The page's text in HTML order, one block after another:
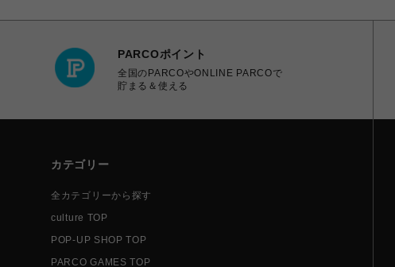
PARCOポイント
全国のPARCOやONLINE PARCOで
貯まる＆使える
カテゴリー
全カテゴリーから探す
culture TOP
POP-UP SHOP TOP
PARCO GAMES TOP